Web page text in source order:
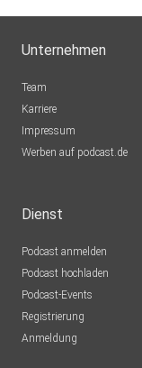
Unternehmen
Team
Karriere
Impressum
Werben auf podcast.de
Dienst
Podcast anmelden
Podcast hochladen
Podcast-Events
Registrierung
Anmeldung